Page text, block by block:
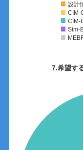
設計
CIM-
CIM-
Sim-
7.希望す